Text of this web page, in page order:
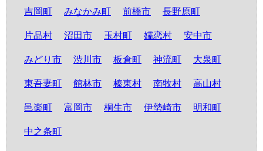
吉岡町 みなかみ町 前橋市 長野原町
片品村 沼田市 玉村町 嬬恋村 安中市
みどり市 渋川市 板倉町 神流町 大泉町
東吾妻町 館林市 榛東村 南牧村 高山村
邑楽町 富岡市 桐生市 伊勢崎市 明和町
中之条町